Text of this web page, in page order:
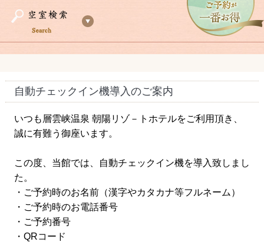
自動チェックイン機導入のご案内
いつも層雲峡温泉 朝陽リゾ－トホテルをご利用頂き、
誠に有難う御座います。
この度、当館では、自動チェックイン機を導入致しまし
た。
・ご予約時のお名前（漢字やカタカナ等フルネーム）
・ご予約時のお電話番号
・ご予約番号
・QRコード